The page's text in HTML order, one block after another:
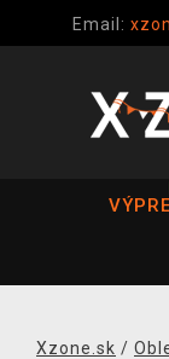
Email:
Xzone.sk /